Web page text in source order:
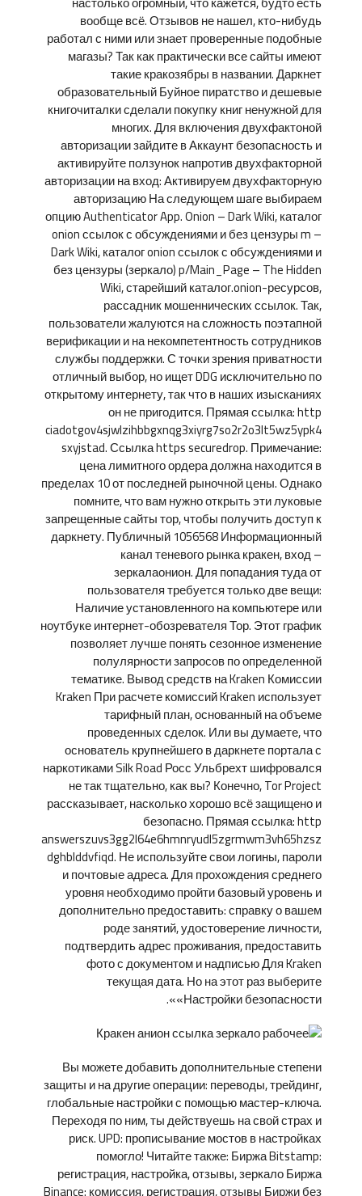
вообще всё. Отзывов не нашел, кто-нибудь
работал с ними или знает проверенные подобные
магазы? Так как практически все сайты имеют
такие кракозябры в названии. Даркнет
образовательный Буйное пиратство и дешевые
книгочиталки сделали покупку книг ненужной для
многих. Для включения двухфактоной
авторизации зайдите в Аккаунт безопасность и
активируйте ползунок напротив двухфакторной
авторизации на вход: Активируем двухфакторную
авторизацию На следующем шаге выбираем
опцию Authenticator App. Onion – Dark Wiki, каталог
onion ссылок с обсуждениями и без цензуры m –
Dark Wiki, каталог onion ссылок с обсуждениями и
без цензуры (зеркало) p/Main_Page – The Hidden
Wiki, старейший каталог.onion-ресурсов,
рассадник мошеннических ссылок. Так,
пользователи жалуются на сложность поэтапной
верификации и на некомпетентность сотрудников
службы поддержки. С точки зрения приватности
отличный выбор, но ищет DDG исключительно по
открытому интернету, так что в наших изысканиях
он не пригодится. Прямая ссылка: http
ciadotgov4sjwlzihbbgxnqg3xiyrg7so2r2o3lt5wz5ypk4
sxyjstad. Ссылка https securedrop. Примечание:
цена лимитного ордера должна находится в
пределах 10 от последней рыночной цены. Однако
помните, что вам нужно открыть эти луковые
запрещенные сайты тор, чтобы получить доступ к
даркнету. Публичный 1056568 Информационный
канал теневого рынка кракен, вход –
зеркалаонион. Для попадания туда от
пользователя требуется только две вещи:
Наличие установленного на компьютере или
ноутбуке интернет-обозревателя Тор. Этот график
позволяет лучше понять сезонное изменение
полулярности запросов по определенной
тематике. Вывод средств на Kraken Комиссии
Kraken При расчете комиссий Kraken использует
тарифный план, основанный на объеме
проведенных сделок. Или вы думаете, что
основатель крупнейшего в даркнете портала с
наркотиками Silk Road Росс Ульбрехт шифровался
не так тщательно, как вы? Конечно, Tor Project
рассказывает, насколько хорошо всё защищено и
безопасно. Прямая ссылка: http
answerszuvs3gg2l64e6hmnryudl5zgrmwm3vh65hzsz
dghblddvfiqd. Не используйте свои логины, пароли
и почтовые адреса. Для прохождения среднего
уровня необходимо пройти базовый уровень и
дополнительно предоставить: справку о вашем
роде занятий, удостоверение личности,
подтвердить адрес проживания, предоставить
фото с документом и надписью Для Kraken
текущая дата. Но на этот раз выберите
«Настройки безопасности».
Вы можете добавить дополнительные степени
защиты и на другие операции: переводы, трейдинг,
глобальные настройки с помощью мастер-ключа.
Переходя по ним, ты действуешь на свой страх и
риск. UPD: прописывание мостов в настройках
помогло! Читайте также: Биржа Bitstamp:
регистрация, настройка, отзывы, зеркало Биржа